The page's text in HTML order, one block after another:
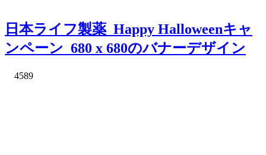
日本ライフ製薬_Happy Halloweenキャ
ンペーン_680 x 680のバナーデザイン
4589